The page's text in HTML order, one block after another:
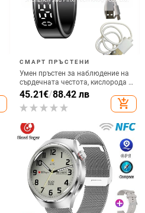
СМАРТ ПРЪСТЕНИ
Умен пръстен за наблюдение на
сърдечната честота, кислорода в
кръвта, съня, упражненията,
променливостта на сърдечната
честота, регулирането на
грижата, плъзгане Tk
45.21€/88.42 лв
add_shopping_cart